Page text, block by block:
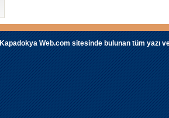
Kapadokya Web.com sitesinde bulunan tüm yazı